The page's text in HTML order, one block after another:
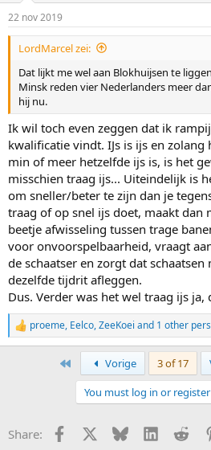
22 nov 2019
LordMarcel zei:
Dat lijkt me wel aan Blokhuijsen te
Minsk reden vier Nederlanders meer
hij nu.
Ik wil toch even zeggen dat ik
kwalificatie vindt. IJs is ijs en zolang
min of meer hetzelfde ijs is, is het
misschien traag ijs... Uiteindelijk is
om sneller/beter te zijn dan je
traag of op snel ijs doet, maakt dan
beetje afwisseling tussen trage
voor onvoorspelbaarheid, vraagt
de schaatser en zorgt dat schaatsen
dezelfde tijdrit afleggen.
Dus. Verder was het wel traag ijs ja,
R
e
s
proeme, Eelco,ZeeKoei and 1 other
Vorige 3 of 17
You must log in or
Share: Facebook Bluesky LinkedIn